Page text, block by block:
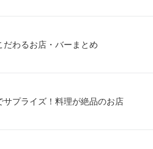
だわるお店・バーまとめ
サプライズ！料理が絶品のお店